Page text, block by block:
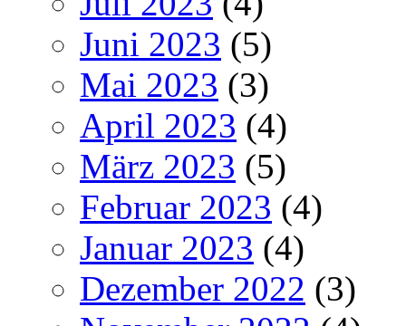
Juni 2023 (5)
Mai 2023 (3)
April 2023 (4)
März 2023 (5)
Februar 2023 (4)
Januar 2023 (4)
Dezember 2022 (3)